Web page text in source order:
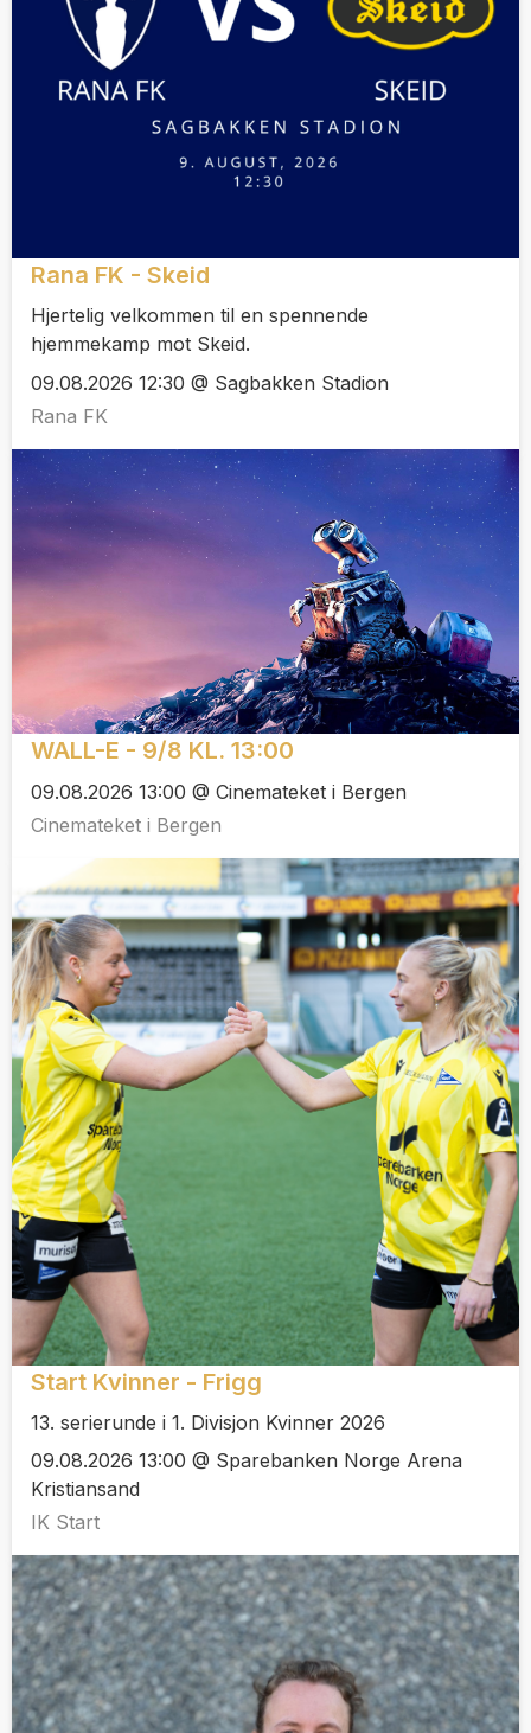
Rana FK - Skeid
Hjertelig velkommen til en spennende
hjemmekamp mot Skeid.
09.08.2026 12:30 @ Sagbakken Stadion
Rana FK
WALL-E - 9/8 KL. 13:00
09.08.2026 13:00 @ Cinemateket i Bergen
Cinemateket i Bergen
Start Kvinner - Frigg
13. serierunde i 1. Divisjon Kvinner 2026
09.08.2026 13:00 @ Sparebanken Norge Arena
Kristiansand
IK Start